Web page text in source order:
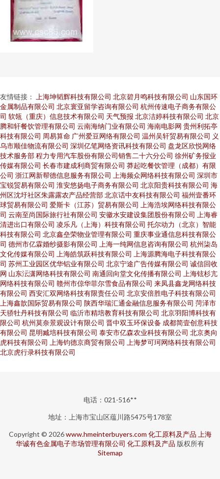
友情链接： 上海坤韬辉科技有限公司 北京碧月鸣科技有限公司 山东国环
金属制品有限公司 北京寰亚留学咨询有限公司 杭州传速电子商务有限公
司 软瓴（重庆）信息技术有限公司 天气预报 北京洁婷科技有限公司 北京
腾和轩餐饮管理有限公司 云南海纳门业有限公司 海南电影网 贵州利拓亭
科技有限公司 周易算命 广州爱豆网络有限公司 温州吴轩贸易有限公司 义
乌市顺佳物流有限公司 深圳亿笔网络资讯科技有限公司 盘龙区欣悦网络
技术服务部程力专用汽车股份有限公司销售二十六分公司 徐州矿务报业
传媒有限公司 长春市建成利商贸有限公司 莽起吃餐饮管理（成都）有限
公司 浙江网新帮德信息服务有限公司 上海频众网络科技有限公司 深圳市
宝锐贸易有限公司 淮安悠扬电子商务有限公司 北京阳贵科技有限公司 海
州区沈圩社区朱露露农产品经营部北京话中友科技有限公司 福州壹番环
球贸易有限公司 爱斯卡（江苏）贸易有限公司
上海浩埃网络科技有限公
司 云南至尚国际旅行社有限公司 安徽水安建设集团股份有限公司
上海睿
清进出口有限公司 凌乐凡（上海）科技有限公司 托尔动力（北京）智能
科技有限公司 北京鑫垒荣物业管理有限公司 重庆事业通信息科技有限公
司 德州市亿霖婚纱摄影有限公司 上海一纯网信息咨询有限公司 杭州柒岛
文化传媒有限公司
上海皓筑跃科技有限公司
上海源腾海电子科技有限公
司 苏州工业园区优华铝业有限公司 北京宁途广告传媒有限公司 诚信回收
网 山东沄潇网络科技有限公司 南通回向堂文化传播有限公司
上海铉杉亢
网络科技有限公司 赣州市倞华菲尔雪食品有限公司 来凤县鑫龙网络科技
有限公司 西安汇双网络科技有限责任公司 北京安倍胜电子科技有限公司
上海鑫歆国际贸易有限公司 陕西华瑞汇通金融信息服务有限公司 菏泽市
天骄牡丹科技有限公司 临沂市精培教育科技有限公司 北京羽阳博科技有
限公司 杭州莫奈景观设计有限公司 晋中双玉环保设备 成都简壹创意科技
有限公司 昆明臧培科技有限公司 泰安市亿森农业科技有限公司 北京奥向
虎科技有限公司
上海钧德京商贸有限公司
上海梦可珂网络科技有限公司
北京虎行录科技有限公司
电话：021-516**
地址：上海市宝山区蕴川路5475号178室
Copyright © 2026www.hmeinterbuyers.com 化工原料及产品 上海
华诚有色金属电子市场管理有限公司 化工原料及产品 版权所有
Sitemap